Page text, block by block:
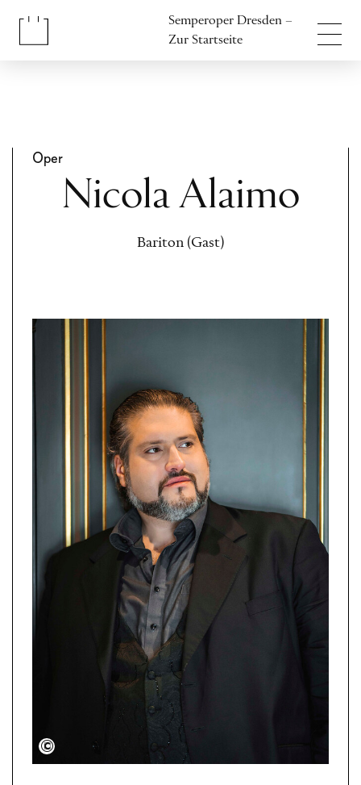
Semperoper Dresden –
Zur Startseite
Oper
Nicola Alaimo
Bariton (Gast)
Marco Borrelli